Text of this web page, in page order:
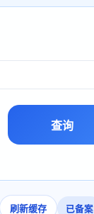
查询
刷新缓存 已备案